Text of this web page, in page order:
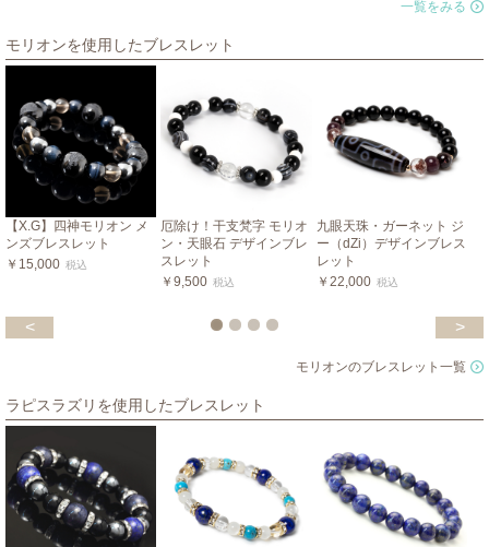
一覧をみる
モリオンを使用したブレスレット
【X.G】四神モリオン メ
ンズブレスレット
￥15,000 税込
厄除け！干支梵字 モリオ
ン・天眼石 デザインブレ
スレット
￥9,500 税込
九眼天珠・ガーネット ジ
ー（dZi）デザインブレス
レット
￥22,000 税込
< >
モリオンのブレスレット一覧
ラピスラズリを使用したブレスレット